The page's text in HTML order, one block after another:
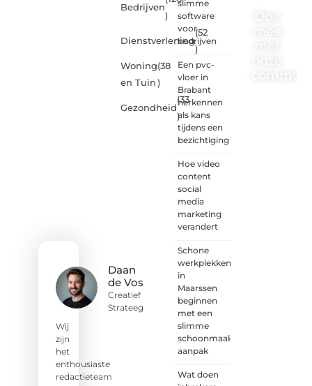
Daan
de Vos
Creatief
Strateeg
Wij
zijn
het
enthousiaste
redactieteam
Bedrijven
)
Dienstverlening
(52
)
Woning
en Tuin
(38
)
Gezondheid
(33
)
slimme
software
voor
bedrijven
Een pvc-
vloer in
Brabant
herkennen
als kans
tijdens een
bezichtiging
Hoe video
content
social
media
marketing
verandert
Schone
werkplekken
in
Maarssen
beginnen
met een
slimme
schoonmaak
aanpak
Wat doen